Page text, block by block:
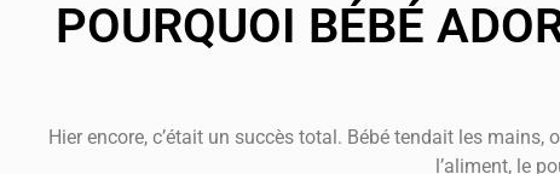
POURQUOI BÉBÉ
Hier encore, c’était un succès total. Bébé tendait les
l’aliment, le